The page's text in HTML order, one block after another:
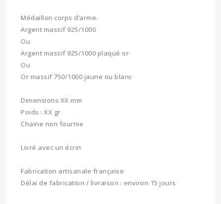
Médaillon corps d’arme.
Argent massif 925/1000
Ou
Argent massif 925/1000 plaqué or
Ou
Or massif 750/1000 jaune ou blanc
Dimensions XX mm
Poids : XX gr
Chaine non fournie
Livré avec un écrin
Fabrication artisanale française
Délai de fabrication / livraison : environ 15 jours